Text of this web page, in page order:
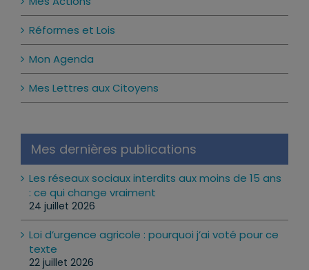
Réformes et Lois
Mon Agenda
Mes Lettres aux Citoyens
Mes dernières publications
Les réseaux sociaux interdits aux moins de 15 ans
: ce qui change vraiment
24 juillet 2026
Loi d’urgence agricole : pourquoi j’ai voté pour ce
texte
22 juillet 2026